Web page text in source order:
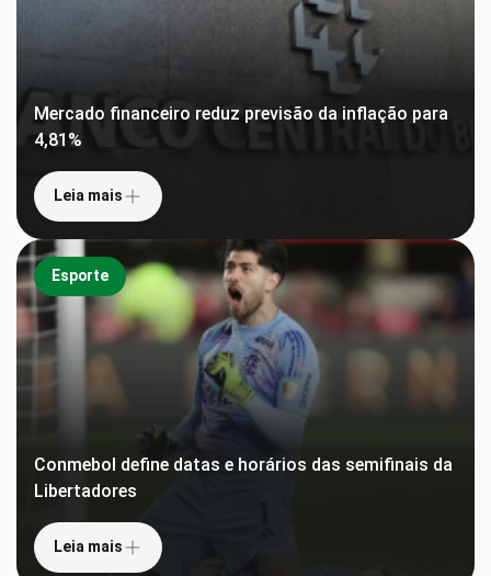
Mercado financeiro reduz previsão da inflação para
4,81%
Leia mais
Esporte
Conmebol define datas e horários das semifinais da
Libertadores
Leia mais